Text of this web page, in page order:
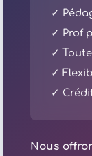
✓
✓ Prof
✓
✓
✓
Nous